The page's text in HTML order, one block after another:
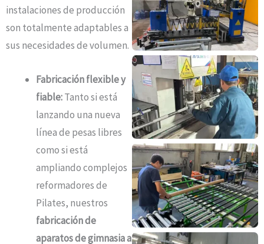
instalaciones de producción
son totalmente adaptables a
sus necesidades de volumen.
Fabricación flexible y
fiable:Tanto si está
lanzando una nueva
línea de pesas libres
como si está
ampliando complejos
reformadores de
Pilates, nuestros
fabricación de
aparatos de gimnasia a